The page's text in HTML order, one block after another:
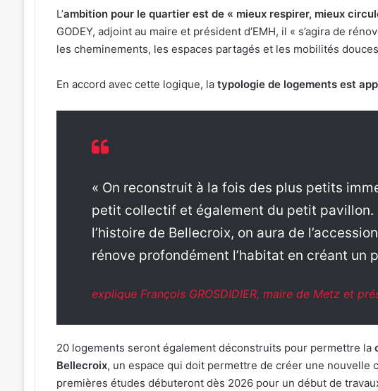
L’ambition pour le quartier est de « mieux respirer, mieux
GODEY, adjoint au maire et président d’EMH, il « s’agira de
les cheminements, les espaces partagés et les mobilités
En accord avec cette logique, la typologie de logements est
« On reconstruit à la fois des plus petits
petit collectif et également du petit pavillon.
l’histoire de Bellecroix, on aura de
rénove profondément l’habitat en créant un
explique François GROSDIDIER, maire de Metz et
20 logements seront également déconstruits pour permettre la
Bellecroix, un espace qui doit permettre de créer une nouvelle
premières études débuteront dès 2026 pour un début de